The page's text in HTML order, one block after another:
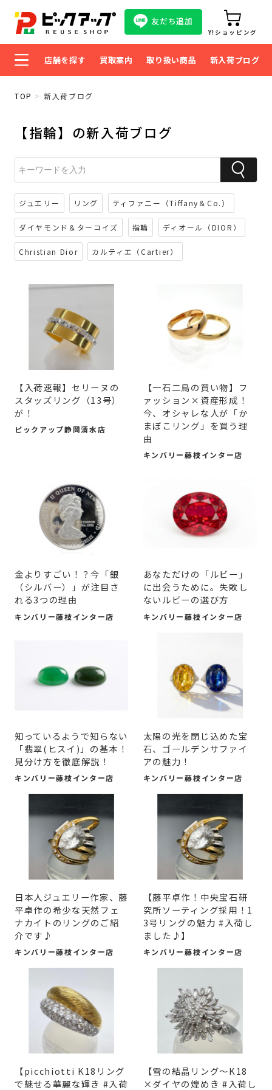
友だち追加
Y!ショッピング
店舗を探す 買取案内 取り扱い商品 新入荷ブログ
TOP 新入荷ブログ
【指輪】の新入荷ブログ
ジュエリー リング ティファニー（Tiffany＆Co.）
ダイヤモンド＆ターコイズ 指輪 ディオール（DIOR）
Christian Dior カルティエ（Cartier）
【入荷速報】セリーヌの
スタッズリング（13号）
が！
ピックアップ静岡清水店
【一石二鳥の買い物】フ
ァッション×資産形成！
今、オシャレな人が「か
まぼこリング」を買う理
由
キンバリー藤枝インター店
金よりすごい！？今「銀
（シルバー）」が注目さ
れる3つの理由
キンバリー藤枝インター店
あなただけの「ルビー」
に出会うために。失敗し
ないルビーの選び方
キンバリー藤枝インター店
知っているようで知らない
「翡翠(ヒスイ)」の基本！
見分け方を徹底解説！
キンバリー藤枝インター店
太陽の光を閉じ込めた宝
石、ゴールデンサファイ
アの魅力！
キンバリー藤枝インター店
日本人ジュエリー作家、藤
平卓作の希少な天然フェ
ナカイトのリングのご紹
介です♪
キンバリー藤枝インター店
​【藤平卓作！中央宝石研
究所ソーティング採用！1
3号リングの魅力 #入荷し
ました♪】
キンバリー藤枝インター店
​【picchiotti K18リング
で魅せる華麗な輝き #入荷
​【雪の結晶リング～K18
×ダイヤの煌めき #入荷し